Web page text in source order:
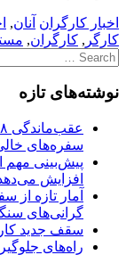
اخبار کارگران آنان,
کارگر , کارگران,
Search
for:
نوشته‌های تازه
سفره‌های
پیش‌بینی مهم
افزایش
آمار تازه از
گرانی‌های
سقف جدید
راه‌های